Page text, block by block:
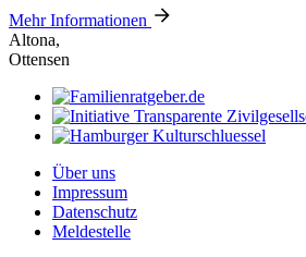
Mehr Informationen
Altona,
Ottensen
Über uns
Impressum
Datenschutz
Meldestelle